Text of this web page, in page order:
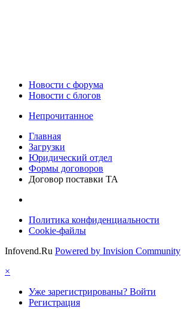
Новости c форума
Новости с блогов
Непрочитанное
Главная
Загрузки
Юридический отдел
Формы договоров
Договор поставки ТА
Политика конфиденциальности
Cookie-файлы
Infovend.Ru Powered by Invision Community
×
Уже зарегистрированы? Войти
Регистрация